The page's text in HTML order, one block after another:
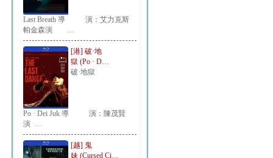
Last Breath 導 演：艾力克斯
帕金森演 …
[港] 破·地
獄 (Po · D…
破·地獄
Po · Dei Juk 導 演：陳茂賢
演 …
[越] 鬼
妹 (Cursed Ci…